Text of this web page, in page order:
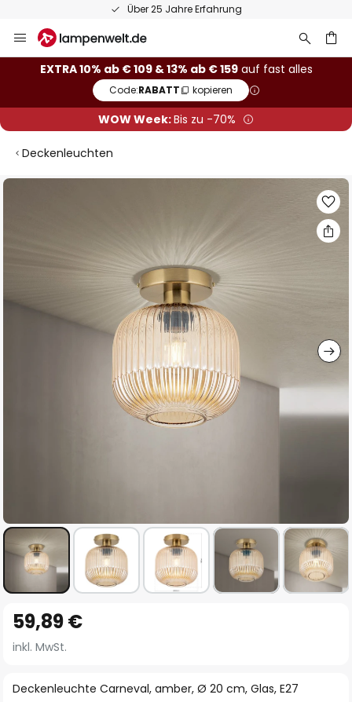
Über 25 Jahre Erfahrung
Inhalt
springen
EXTRA 10% ab € 109 & 13% ab € 159auf fast alles
Code:RABATT kopieren
WOW Week:Bis zu -70%
Deckenleuchten
Zum
Anfang
der
springen
Deckenleuchte Carneval, amber, Ø 20 cm, Glas, E27
59,89 €
inkl. MwSt.